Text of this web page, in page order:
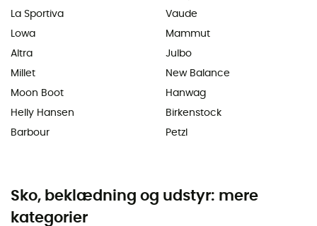
La Sportiva
Lowa
Altra
Millet
Moon Boot
Helly Hansen
Barbour
Vaude
Mammut
Julbo
New Balance
Hanwag
Birkenstock
Petzl
Sko, beklædning og udstyr: mere
kategorier